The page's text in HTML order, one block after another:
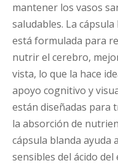
mantener los vasos
saludables. La
está formulada para
nutrir el cerebro,
vista, lo que la hace
apoyo cognitivo y
están diseñadas para
la absorción de
cápsula blanda
sensibles del ácido